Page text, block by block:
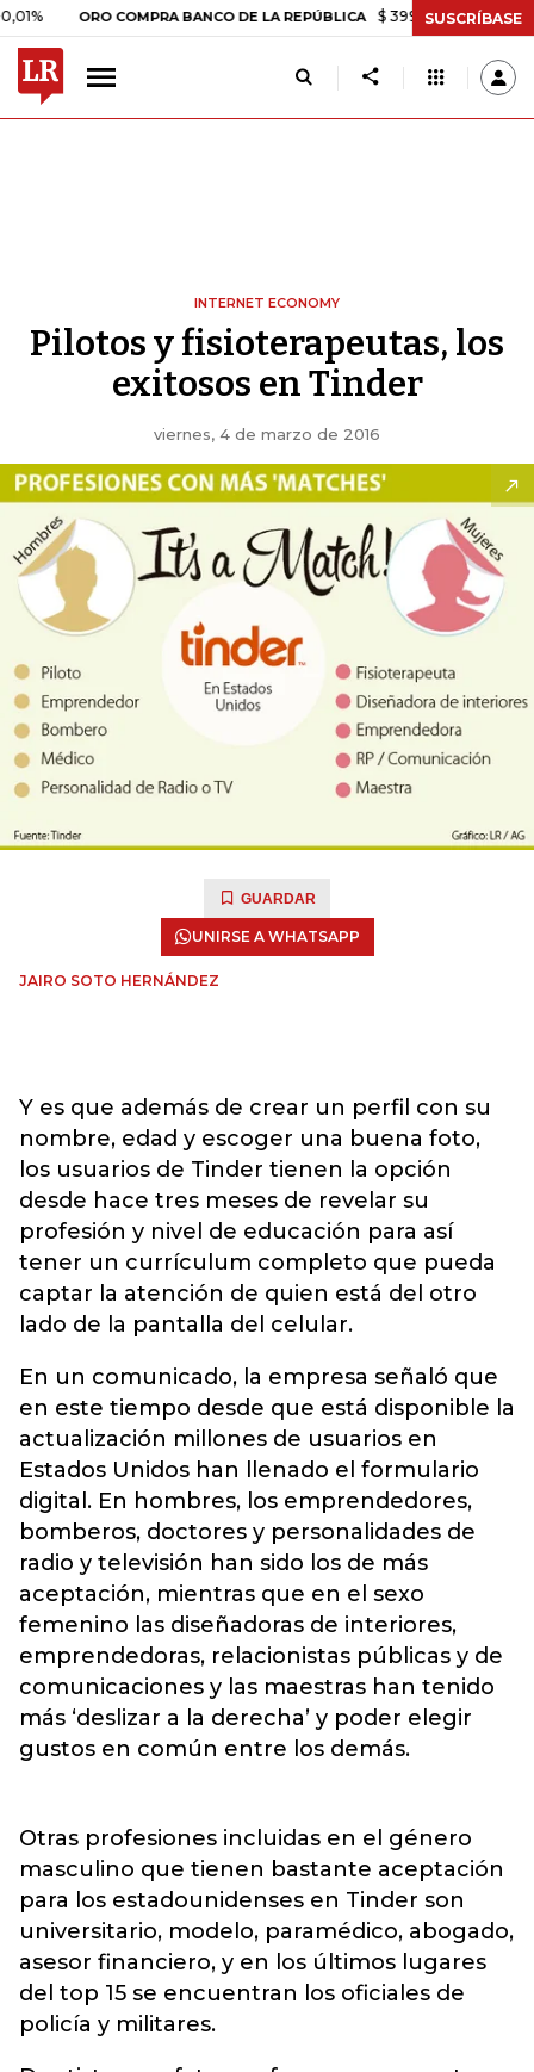
ORO COMPRA BANCO DE LA REPÚBLICA $ 399.745,16 +$ 2.295,71
SUSCRÍBASE
INTERNET ECONOMY
Pilotos y fisioterapeutas, los
exitosos en Tinder
viernes, 4 de marzo de 2016
GUARDAR
UNIRSE A WHATSAPP
JAIRO SOTO HERNÁNDEZ
Y es que además de crear un perfil con su
nombre, edad y escoger una buena foto,
los usuarios de Tinder tienen la opción
desde hace tres meses de revelar su
profesión y nivel de educación para así
tener un currículum completo que pueda
captar la atención de quien está del otro
lado de la pantalla del celular.
En un comunicado, la empresa señaló que
en este tiempo desde que está disponible la
actualización millones de usuarios en
Estados Unidos han llenado el formulario
digital. En hombres, los emprendedores,
bomberos, doctores y personalidades de
radio y televisión han sido los de más
aceptación, mientras que en el sexo
femenino las diseñadoras de interiores,
emprendedoras, relacionistas públicas y de
comunicaciones y las maestras han tenido
más ‘deslizar a la derecha’ y poder elegir
gustos en común entre los demás.
Otras profesiones incluidas en el género
masculino que tienen bastante aceptación
para los estadounidenses en Tinder son
universitario, modelo, paramédico, abogado,
asesor financiero, y en los últimos lugares
del top 15 se encuentran los oficiales de
policía y militares.